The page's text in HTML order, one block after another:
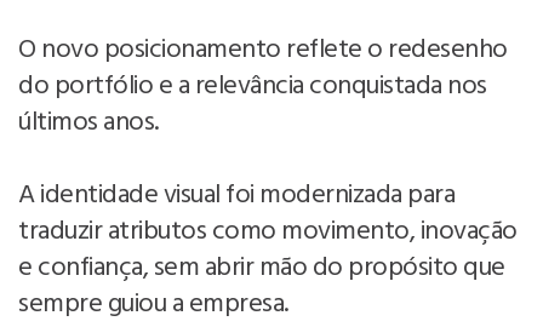
O novo posicionamento reflete o redesenho
do portfólio e a relevância conquistada nos
últimos anos.
A identidade visual foi modernizada para
traduzir atributos como movimento, inovação
e confiança, sem abrir mão do propósito que
sempre guiou a empresa.